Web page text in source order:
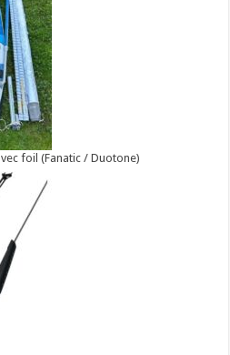
foil (Fanatic / Duotone)